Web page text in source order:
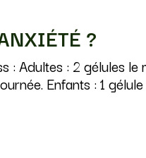
?
: Adultes : 2 gélules le
Enfants : 1